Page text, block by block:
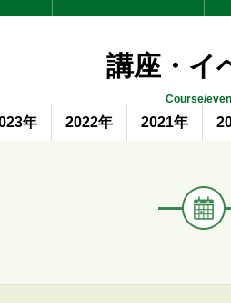
講座・イ
Course/
年 2022年 2021年
イ
ベ
ン